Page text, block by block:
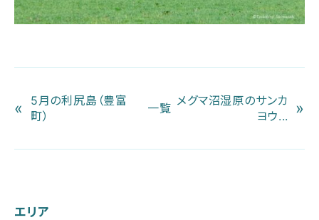
«
5月の利尻島（豊富
町）
一覧
メグマ沼湿原のサンカ
ヨウ...
»
エリア